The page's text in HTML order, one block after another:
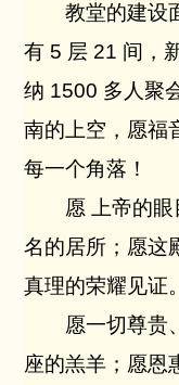
教堂的建设
有 5 层 21 间，
纳 1500 多人聚
南的上空，愿福
每一个角落！
愿 上帝的
名的居所；愿这
真理的荣耀见证。
愿一切尊贵
座的羔羊；愿恩